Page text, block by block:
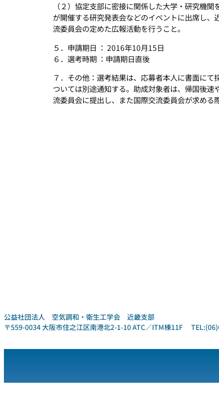
（２）協定支部に密接に関係した大学・研究機
が開催する研究発表会などのイベントに出席し
流委員会の定めた広報活動を行うこと。
５．申請期日 ： 2016年10月15日
６．選考時期 ：申請期日直後
７．その他：選考結果は、応募者本人に書面に
ついては別途通知する。助成対象者は、帰国後
流委員会に提出し、また国際交流委員会が求める
公益社団法人 空気調和・衛生工学会 近畿支部
〒559-0034 大阪市住之江区南港北2-1-10 ATC／ITM棟11F